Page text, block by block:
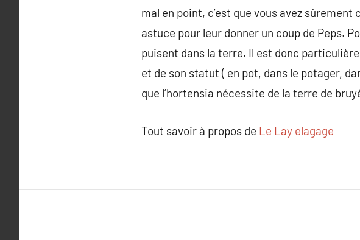
mal en point, c’est que vous avez
astuce pour leur donner un coup de Peps.
puisent dans la terre. Il est donc
et de son statut ( en pot, dans le potager,
que l’hortensia nécessite de la terre de
Tout savoir à propos de Le Lay elagage